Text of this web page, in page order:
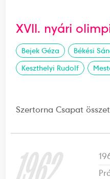
XVII. nyári
Bejek Géza Békési
Keszthelyi Rudolf
Szertorna Csapat